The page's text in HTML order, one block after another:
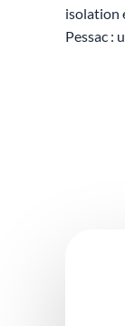
isolation
Pessac :